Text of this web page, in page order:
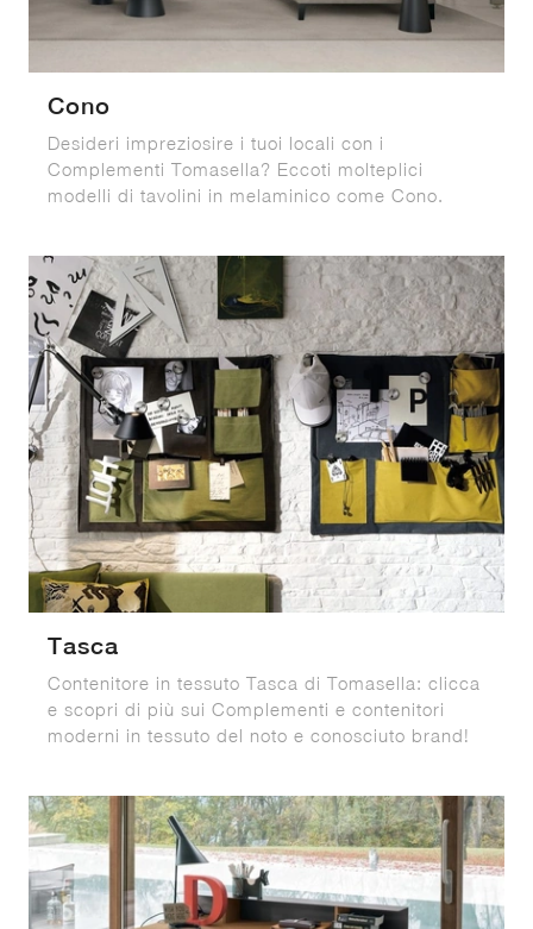
Cono
Desideri impreziosire i tuoi locali con i
Complementi Tomasella? Eccoti molteplici
modelli di tavolini in melaminico come Cono.
Tasca
Contenitore in tessuto Tasca di Tomasella: clicca
e scopri di più sui Complementi e contenitori
moderni in tessuto del noto e conosciuto brand!